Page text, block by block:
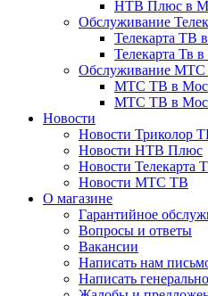
НТВ Плюс в
Обслуживание
Телекарта ТВ
Телекарта Тв
Обслуживание
МТС ТВ в
МТС ТВ в
Новости
Новости Триколор
Новости НТВ Плюс
Новости Телекарта
Новости МТС ТВ
О магазине
Гарантийное
Вопросы и ответы
Вакансии
Написать нам
Написать